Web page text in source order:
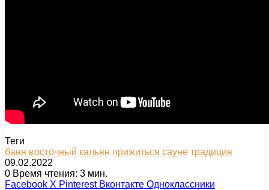
Теги
баня восточный кальян прижиться сауне традиция
09.02.2022
0 Время чтения: 3 мин.
Facebook X Pinterest Вконтакте Одноклассники